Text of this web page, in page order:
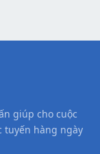
giúp cho cuộc
tuyến hàng ngày